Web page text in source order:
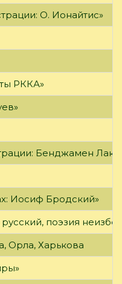
О. Ионайтис»
РККА»
Бенджамен
Иосиф Бродский»
русский, поэзия
Орла, Харькова